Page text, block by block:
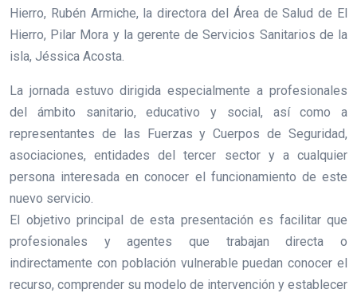
Hierro, Rubén Armiche, la directora del Área de Salud de El
Hierro, Pilar Mora y la gerente de Servicios Sanitarios de la
isla, Jéssica Acosta.
La jornada estuvo dirigida especialmente a profesionales
del ámbito sanitario, educativo y social, así como a
representantes de las Fuerzas y Cuerpos de Seguridad,
asociaciones, entidades del tercer sector y a cualquier
persona interesada en conocer el funcionamiento de este
nuevo servicio.
El objetivo principal de esta presentación es facilitar que
profesionales y agentes que trabajan directa o
indirectamente con población vulnerable puedan conocer el
recurso, comprender su modelo de intervención y establecer